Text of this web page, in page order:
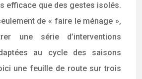
efficace que des gestes isolés.
de « faire le ménage »,
une série d’interventions
au cycle des saisons
une feuille de route sur trois